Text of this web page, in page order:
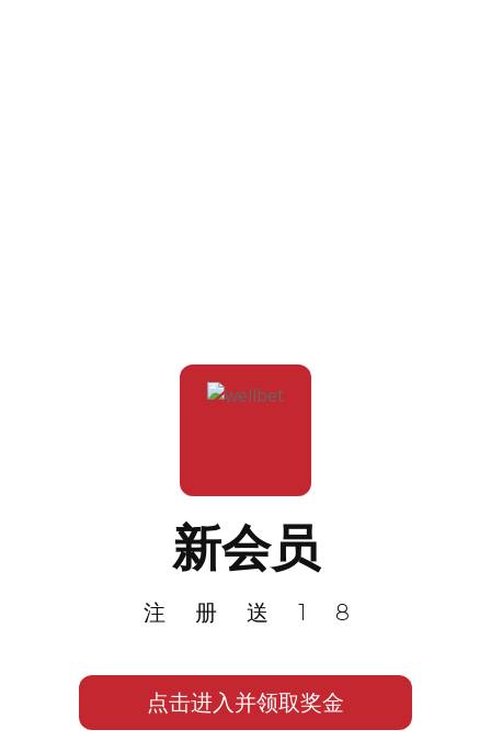
新会员
注册送18
点击进入并领取奖金